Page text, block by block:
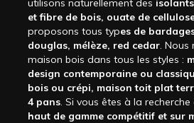
utilisons naturellement des
et fibre de bois, ouate de
proposons tous types de
douglas, mélèze, red cedar. Nous
maison bois dans tous les styles :
design contemporaine ou
bois ou crépi, maison toit plat
4 pans. Si vous êtes à la recherche
haut de gamme compétitif et sur